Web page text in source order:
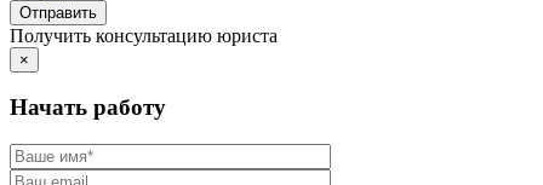
Получить консультацию юриста
×
Начать работу